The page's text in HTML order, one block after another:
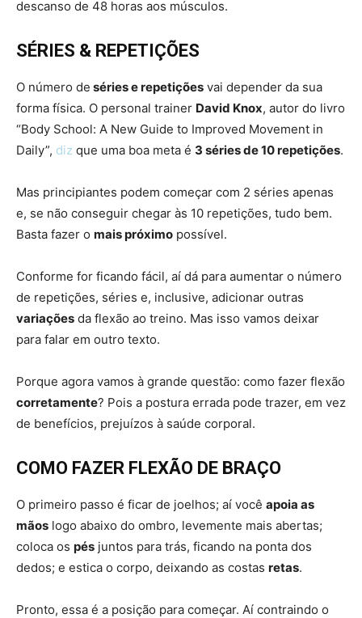
descanso de 48 horas aos músculos.
SÉRIES & REPETIÇÕES
O número de séries e repetições vai depender da sua
forma física. O personal trainer David Knox, autor do livro
“Body School: A New Guide to Improved Movement in
Daily”, diz que uma boa meta é 3 séries de 10 repetições.
Mas principiantes podem começar com 2 séries apenas
e, se não conseguir chegar às 10 repetições, tudo bem.
Basta fazer o mais próximo possível.
Conforme for ficando fácil, aí dá para aumentar o número
de repetições, séries e, inclusive, adicionar outras
variações da flexão ao treino. Mas isso vamos deixar
para falar em outro texto.
Porque agora vamos à grande questão: como fazer flexão
corretamente? Pois a postura errada pode trazer, em vez
de benefícios, prejuízos à saúde corporal.
COMO FAZER FLEXÃO DE BRAÇO
O primeiro passo é ficar de joelhos; aí você apoia as
mãos logo abaixo do ombro, levemente mais abertas;
coloca os pés juntos para trás, ficando na ponta dos
dedos; e estica o corpo, deixando as costas retas.
Pronto, essa é a posição para começar. Aí contraindo o